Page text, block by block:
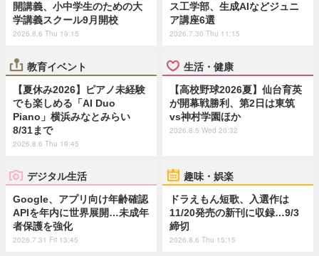
開講義、小中学生のための大
学講義スクール9月開校
2026.8.6 Thu 19:15
ス工学部、生成AIなどジュニ
ア講座6選
2026.7.30 Thu 11:15
教育イベント
【夏休み2026】ピアノ未経験
でも楽しめる「AI Duo
Piano」横浜みなとみらい
8/31まで
2026.8.6 Thu 19:45
生活・健康
【高校野球2026夏】仙台育英
が開幕戦勝利、第2日は東筑
vs神村学園ほか
2026.8.5 Wed 20:32
デジタル生活
Google、アプリ向け年齢確認
APIを年内に世界展開…未成年
者保護を強化
2026.7.31 Fri 13:45
趣味・娯楽
ドラえもん短歌、入選作は
11/20発売の新刊に収録…9/3
締切
2026.8.6 Thu 15:15